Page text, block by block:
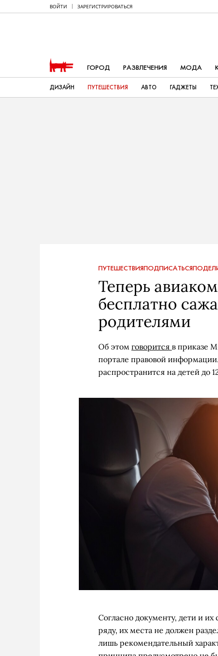
ВОЙТИ ЗАРЕГИСТРИРОВАТЬСЯ
ГОРОД РАЗВЛЕЧЕНИЯ МОДА
ДИЗАЙН ПУТЕШЕСТВИЯ АВТО ГАДЖЕТЫ
ПУТЕШЕСТВИЯПОДПИСАТЬСЯ
Теперь
бесплатно
родителями
Об этом говорится в приказе
портале правовой
распространится на детей до
Согласно документу, дети и
ряду, их места не должен
лишь рекомендательный